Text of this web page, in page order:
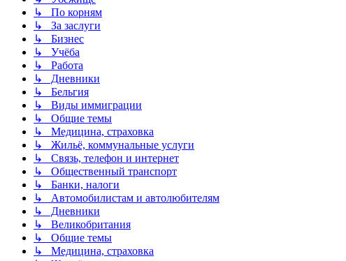
↳ По корням
↳ За заслуги
↳ Бизнес
↳ Учёба
↳ Работа
↳ Дневники
↳ Бельгия
↳ Виды иммиграции
↳ Общие темы
↳ Медицина, страховка
↳ Жильё, коммунальные услуги
↳ Связь, телефон и интернет
↳ Общественный транспорт
↳ Банки, налоги
↳ Автомобилистам и автолюбителям
↳ Дневники
↳ Великобритания
↳ Общие темы
↳ Медицина, страховка